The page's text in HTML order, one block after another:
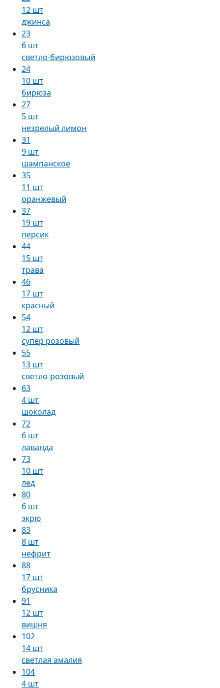
12 шт
джинса
23
6 шт
светло-бирюзовый
24
10 шт
бирюза
27
5 шт
незрелый лимон
31
9 шт
шампанское
35
11 шт
оранжевый
37
19 шт
персик
44
15 шт
трава
46
17 шт
красный
54
12 шт
супер розовый
55
13 шт
светло-розовый
63
4 шт
шоколад
72
6 шт
лаванда
73
10 шт
лед
80
6 шт
экрю
83
8 шт
нефрит
88
17 шт
брусника
91
12 шт
вишня
102
14 шт
светлая амалия
104
4 шт